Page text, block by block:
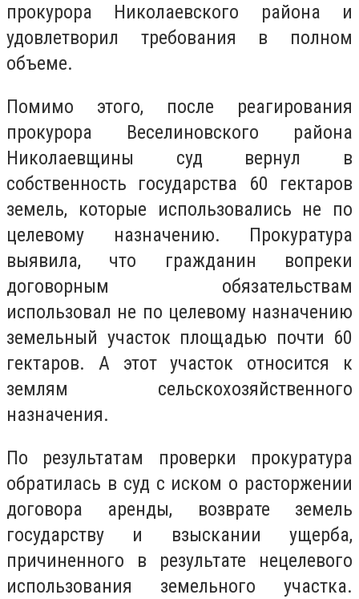
прокурора Николаевского района и
удовлетворил требования в полном
объеме.
Помимо этого, после реагирования
прокурора Веселиновского района
Николаевщины суд вернул в
собственность государства 60 гектаров
земель, которые использовались не по
целевому назначению. Прокуратура
выявила, что гражданин вопреки
договорным обязательствам
использовал не по целевому назначению
земельный участок площадью почти 60
гектаров. А этот участок относится к
землям сельскохозяйственного
назначения.
По результатам проверки прокуратура
обратилась в суд с иском о расторжении
договора аренды, возврате земель
государству и взыскании ущерба,
причиненного в результате нецелевого
использования земельного участка.